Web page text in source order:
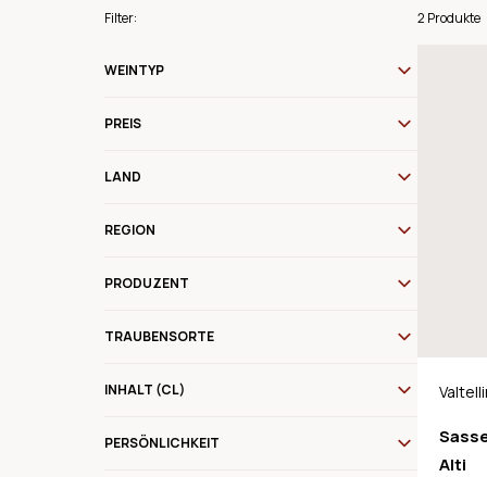
Filter:
WEINTYP
PREIS
LAND
REGION
PRODUZENT
TRAUBENSORTE
INHALT (CL)
PERSÖNLICHKEIT
2 Produkte
Alti